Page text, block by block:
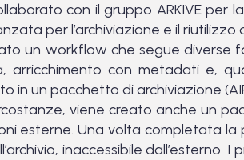
con il gruppo ARKIVE
per l’archiviazione e il riutilizzo
un workflow che segue diverse
arricchimento con metadati e,
in un pacchetto di archiviazione
viene creato anche un
esterne. Una volta completata la
inaccessibile